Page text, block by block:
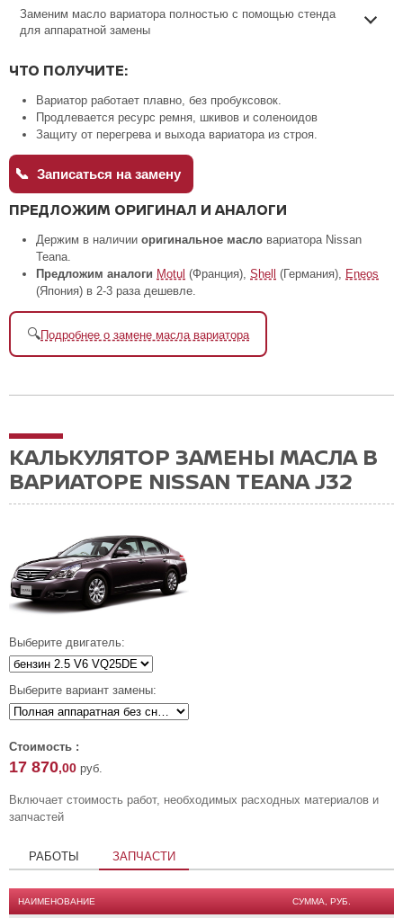
Заменим масло вариатора полностью с помощью стенда
для аппаратной замены
ЧТО ПОЛУЧИТЕ:
Вариатор работает плавно, без пробуксовок.
Продлевается ресурс ремня, шкивов и соленоидов
Защиту от перегрева и выхода вариатора из строя.
📞 Записаться на замену
ПРЕДЛОЖИМ ОРИГИНАЛ И АНАЛОГИ
Держим в наличии оригинальное масло вариатора Nissan
Teana.
Предложим аналоги Motul (Франция), Shell (Германия), Eneos
(Япония) в 2-3 раза дешевле.
🔍Подробнее о замене масла вариатора
КАЛЬКУЛЯТОР ЗАМЕНЫ МАСЛА В
ВАРИАТОРЕ NISSAN TEANA J32
Выберите двигатель:
Выберите вариант замены:
Стоимость :
17 870,00 руб.
Включает стоимость работ, необходимых расходных материалов и
запчастей
РАБОТЫ ЗАПЧАСТИ
НАИМЕНОВАНИЕ СУММА, РУБ.